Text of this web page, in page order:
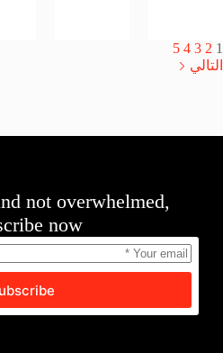
1
2
3
4
5
التالي
not overwhelmed,
now!